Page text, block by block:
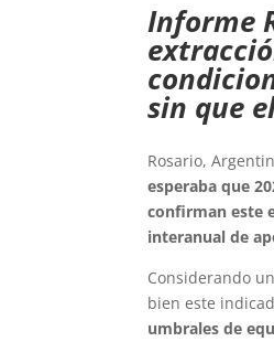
Informe
sin que
Rosario,
esperaba que
confirman este
interanual de
Considerando
bien este
umbrales de